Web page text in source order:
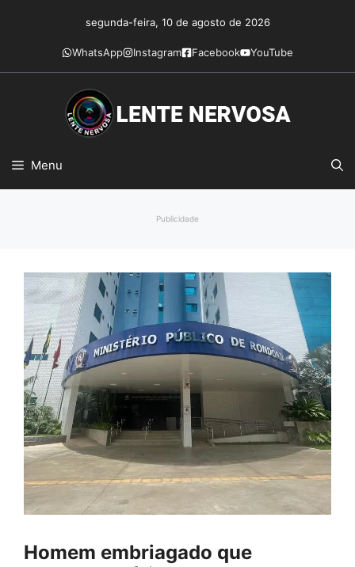
conteúdo
segunda-feira, 10 de agosto de 2026
WhatsApp Instagram Facebook YouTube
Menu
Publicidade
Homem embriagado que